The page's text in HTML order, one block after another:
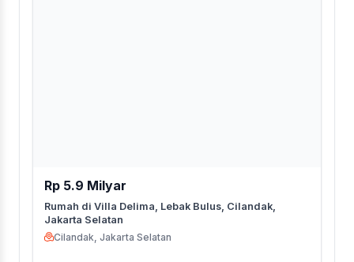
Rp 5.9 Milyar
Rumah di Villa Delima, Lebak Bulus, Cilandak,
Jakarta Selatan
Cilandak, Jakarta Selatan